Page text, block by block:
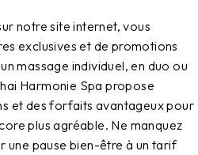
notre site internet, vous
exclusives et de promotions
massage individuel, en duo ou
Harmonie Spa propose
et des forfaits avantageux pour
plus agréable. Ne manquez
une pause bien-être à un tarif